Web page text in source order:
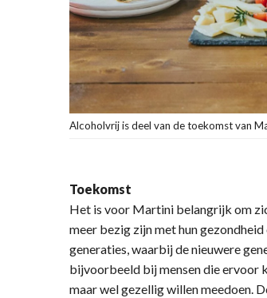
Alcoholvrij is deel van de toekomst van
Toekomst
Het is voor Martini belangrijk om
meer bezig zijn met hun
generaties, waarbij de nieuwere
bijvoorbeeld bij mensen die ervoor
maar wel gezellig willen meedoen.